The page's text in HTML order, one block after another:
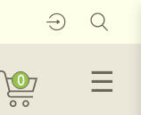
0 ☰